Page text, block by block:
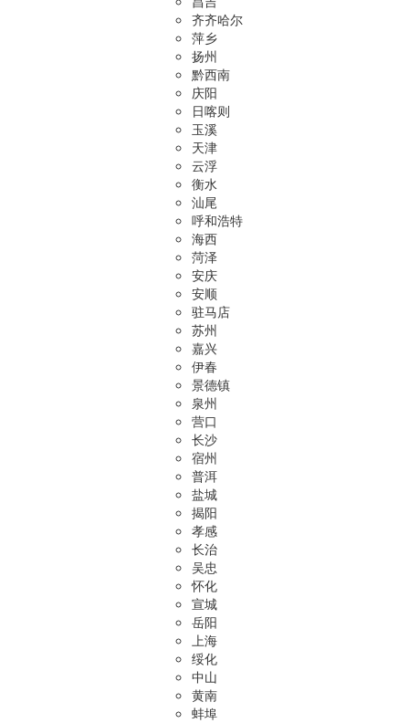
齐齐哈尔
萍乡
扬州
黔西南
庆阳
日喀则
玉溪
天津
云浮
衡水
汕尾
呼和浩特
海西
菏泽
安庆
安顺
驻马店
苏州
嘉兴
伊春
景德镇
泉州
营口
长沙
宿州
普洱
盐城
揭阳
孝感
长治
吴忠
怀化
宣城
岳阳
上海
绥化
中山
黄南
蚌埠